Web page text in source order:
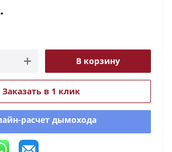
В корзину
Заказать в 1 клик
расчет дымохода